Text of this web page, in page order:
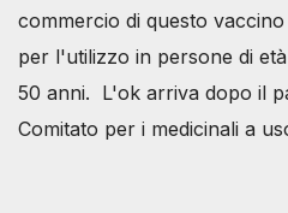
commercio di questo
per l'utilizzo in persone di
50 anni. L'ok arriva dopo il
Comitato per i medicinali a